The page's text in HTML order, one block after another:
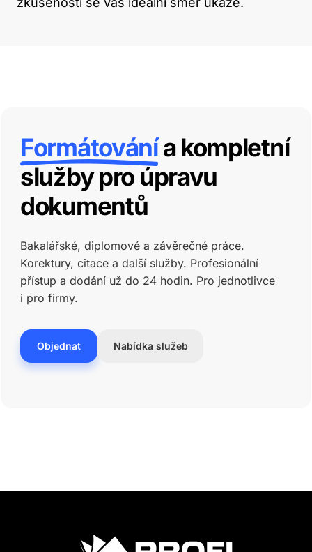
Formátovánía kompletní
služby pro úpravu
dokumentů
Bakalářské, diplomové a závěrečné práce.
Korektury, citace a další služby. Profesionální
přístup a dodání už do 24 hodin. Pro jednotlivce
i pro firmy.
Objednat Nabídka služeb